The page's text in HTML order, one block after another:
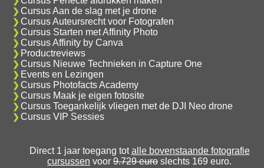
Cursus Aan de slag met je drone
Cursus Auteursrecht voor Fotografen
Cursus Starten met Affinity Photo
Cursus Affinity by Canva
Productreviews
Cursus Nieuwe Technieken in Capture One
Events en Lezingen
Cursus Photofacts Academy
Cursus Maak je eigen fotosite
Cursus Toegankelijk vliegen met de DJI Neo drone
Cursus VIP Sessies
Direct 1 jaar toegang totalle bovenstaande fotografie
cursussen voor 9.729 euro slechts 169 euro.